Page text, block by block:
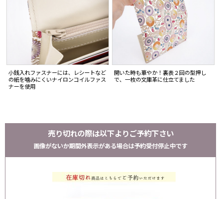
小銭入れファスナーには、レシートなど
の紙を噛みにくいナイロンコイルファス
ナーを使用
開いた時も華やか！裏表２回の型押し
で、一枚の文庫革に仕立てました
売り切れの際は以下よりご予約下さい
画像がないか期間外表示がある場合は予約受付停止中です